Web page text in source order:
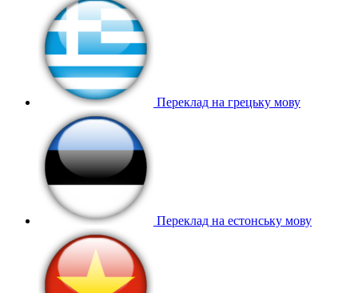
Переклад на грецьку мову
Переклад на естонську мову